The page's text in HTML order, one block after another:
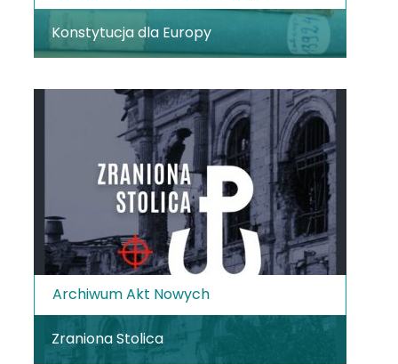
Konstytucja dla Europy
Archiwum Akt Nowych
Zraniona Stolica